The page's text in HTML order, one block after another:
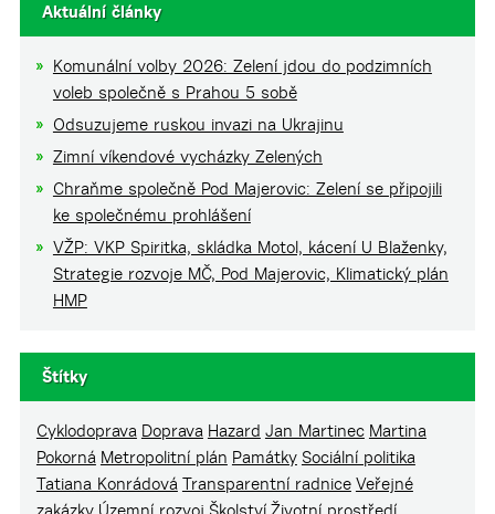
Aktuální články
Komunální volby 2026: Zelení jdou do podzimních
voleb společně s Prahou 5 sobě
Odsuzujeme ruskou invazi na Ukrajinu
Zimní víkendové vycházky Zelených
Chraňme společně Pod Majerovic: Zelení se připojili
ke společnému prohlášení
VŽP: VKP Spiritka, skládka Motol, kácení U Blaženky,
Strategie rozvoje MČ, Pod Majerovic, Klimatický plán
HMP
Štítky
Cyklodoprava Doprava Hazard Jan Martinec Martina
Pokorná Metropolitní plán Památky Sociální politika
Tatiana Konrádová Transparentní radnice Veřejné